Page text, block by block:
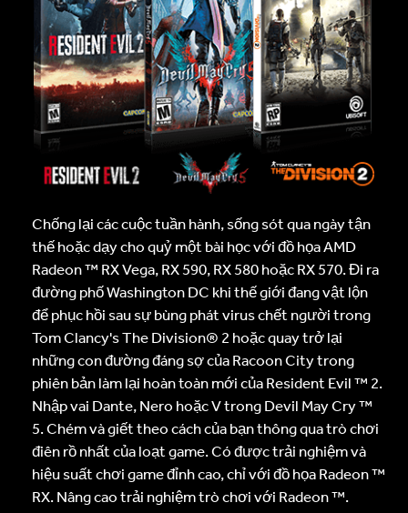
Chống lại các cuộc tuần hành, sống sót qua ngày tận
thế hoặc dạy cho quỷ một bài học với đồ họa AMD
Radeon ™ RX Vega, RX 590, RX 580 hoặc RX 570. Đi ra
đường phố Washington DC khi thế giới đang vật lộn
để phục hồi sau sự bùng phát virus chết người trong
Tom Clancy's The Division® 2 hoặc quay trở lại
những con đường đáng sợ của Racoon City trong
phiên bản làm lại hoàn toàn mới của Resident Evil ™ 2.
Nhập vai Dante, Nero hoặc V trong Devil May Cry ™
5. Chém và giết theo cách của bạn thông qua trò chơi
điên rồ nhất của loạt game. Có được trải nghiệm và
hiệu suất chơi game đỉnh cao, chỉ với đồ họa Radeon ™
RX. Nâng cao trải nghiệm trò chơi với Radeon ™.